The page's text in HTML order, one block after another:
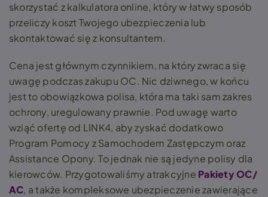
skorzystać z kalkulatora online, który w łatwy sposób
przeliczy koszt Twojego ubezpieczenia lub
skontaktować się z konsultantem.
Cena jest głównym czynnikiem, na który zwraca się
uwagę podczas zakupu OC. Nic dziwnego, w końcu
jest to obowiązkowa polisa, która ma taki sam zakres
ochrony, uregulowany prawnie. Pod uwagę warto
wziąć ofertę od LINK4, aby zyskać dodatkowo
Program Pomocy z Samochodem Zastępczym oraz
Assistance Opony. To jednak nie są jedyne polisy dla
kierowców. Przygotowaliśmy atrakcyjne Pakiety OC/
AC, a także kompleksowe ubezpieczenie zawierające